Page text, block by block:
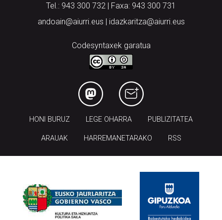
Tel.: 943 300 732 | Faxa: 943 300 731
andoain@aiurri.eus | idazkaritza@aiurri.eus
Codesyntaxek garatua
HONI BURUZ LEGE OHARRA PUBLIZITATEA
ARAUAK HARREMANETARAKO RSS